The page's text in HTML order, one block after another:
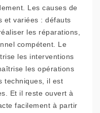
Les causes de
et variées : défauts
les réparations,
compétent. Le
les interventions
les opérations
techniques, il est
Et il reste ouvert à
facilement à partir